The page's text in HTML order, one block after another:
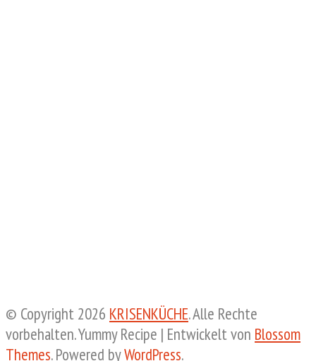
© Copyright 2026 KRISENKÜCHE. Alle Rechte
vorbehalten.Yummy Recipe | Entwickelt von Blossom
Themes. Powered byWordPress.